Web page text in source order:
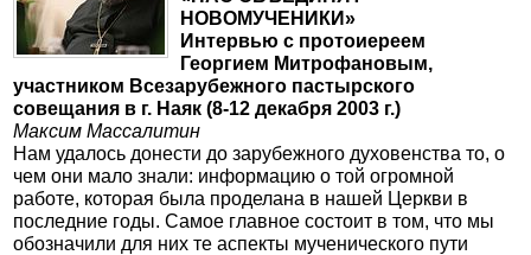
НОВОМУЧЕНИКИ»
Интервью с протоиереем
Георгием Митрофановым,
участником Всезарубежного пастырского
совещания в г. Наяк (8-12 декабря 2003 г.)
Максим Массалитин
Нам удалось донести до зарубежного духовенства то, о
чем они мало знали: информацию о той огромной
работе, которая была проделана в нашей Церкви в
последние годы. Самое главное состоит в том, что мы
обозначили для них те аспекты мученического пути